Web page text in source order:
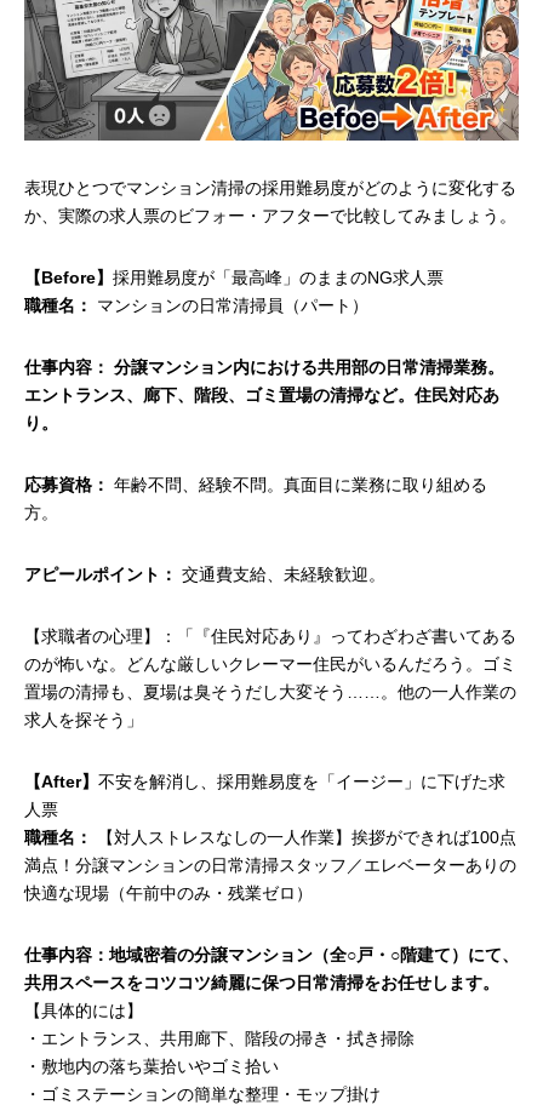
表現ひとつでマンション清掃の採用難易度がどのように変化する
か、実際の求人票のビフォー・アフターで比較してみましょう。
【Before】 採用難易度が「最高峰」のままのNG求人票
職種名：
マンションの日常清掃員（パート）
仕事内容： 分譲マンション内における共用部の日常清掃業務。
エントランス、廊下、階段、ゴミ置場の清掃など。住民対応あ
り。
応募資格： 年齢不問、経験不問。真面目に業務に取り組める
方。
アピールポイント： 交通費支給、未経験歓迎。
【求職者の心理】：「『住民対応あり』ってわざわざ書いてある
のが怖いな。どんな厳しいクレーマー住民がいるんだろう。ゴミ
置場の清掃も、夏場は臭そうだし大変そう……。他の一人作業の
求人を探そう」
【After】 不安を解消し、採用難易度を「イージー」に下げた求
人票
職種名：
【対人ストレスなしの一人作業】挨拶ができれば100点
満点！分譲マンションの日常清掃スタッフ／エレベーターありの
快適な現場（午前中のみ・残業ゼロ）
仕事内容：地域密着の分譲マンション（全○戸・○階建て）にて、
共用スペースをコツコツ綺麗に保つ日常清掃をお任せします。
【具体的には】
・エントランス、共用廊下、階段の掃き・拭き掃除
・敷地内の落ち葉拾いやゴミ拾い
・ゴミステーションの簡単な整理・モップ掛け